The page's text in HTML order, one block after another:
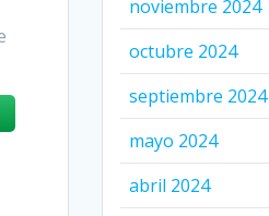
noviembre 2024
octubre 2024
septiembre 2024
mayo 2024
abril 2024